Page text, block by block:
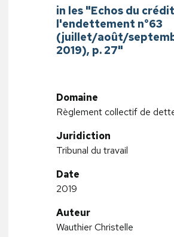
in les "Echos du
l'endettement n°63
(juillet/août/
2019), p. 27"
Domaine
Règlement collectif de
Juridiction
Tribunal du travail
Date
2019
Auteur
Wauthier Christelle